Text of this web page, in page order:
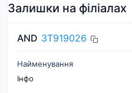
Залишки на філіалах
AND 3T919026
Найменування
Інфо